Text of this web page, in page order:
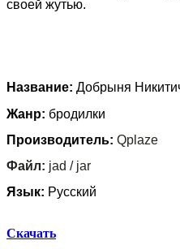
своей жутью.
Название: Добрыня
Жанр: бродилки
Производитель: Qplaze
Файл: jad / jar
Язык: Русский
Скачать